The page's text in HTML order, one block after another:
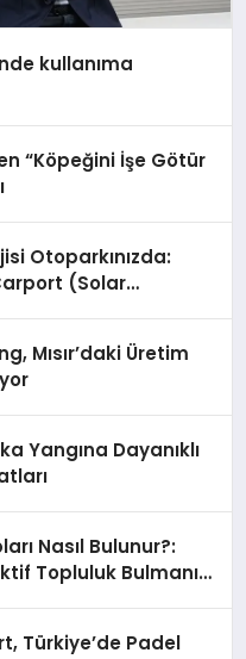
kullanıma
“Köpeğini İşe Götür
Otoparkınızda:
(Solar
Mısır’daki Üretim
Yangına Dayanıklı
Nasıl Bulunur?:
Topluluk Bulmanın
Türkiye’de Padel